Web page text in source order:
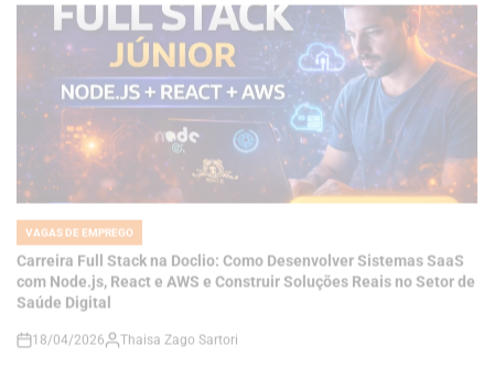
POSTED
VAGAS DE EMPREGO
Carreira Full Stack na Doclio: Como Desenvolver Sistemas SaaS
com Node.js, React e AWS e Construir Soluções Reais no Setor de
Saúde Digital
on
18/04/2026 Thaisa Zago Sartori